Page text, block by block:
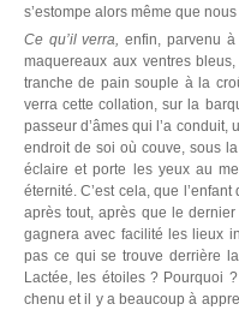
s’estompe alors même que
Ce qu’il verra,enfin, parvenu
maquereaux aux ventres
tranche de pain souple à la
verra cette collation, sur la
passeur d’âmes qui l’a
endroit de soi où couve, sous
éclaire et porte les yeux au
éternité. C’est cela, que
après tout, après que le
gagnera avec facilité les lieux
pas ce qui se trouve derrière
Lactée, les étoiles ? Pourquoi
chenu et il y a beaucoup à